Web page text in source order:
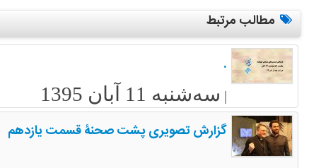
مطالب مرتبط
.
| سه‌شنبه 11 آبان 1395
گزارش تصویری پشت صحنۀ قسمت یازدهم